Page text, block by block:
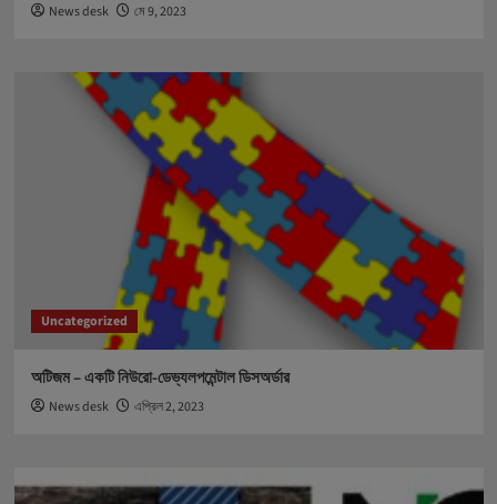
News desk মে 9, 2023
Uncategorized
অটিজম – একটি নিউরো-ডেভ্যলপমেন্টাল ডিসঅর্ডার
News desk এপ্রিল 2, 2023